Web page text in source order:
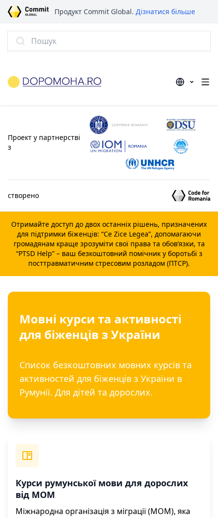
Продукт Commit Global. Дізнатися більше
Пошук
Проект у партнерстві
з
створено
Отримайте доступ до двох останніх рішень, призначених
для підтримки біженців: “Ce Zice Legea”, допомагаючи
громадянам краще зрозуміти свої права та обов’язки, та
“PTSD Help” – ваш безкоштовний помічник у боротьбі з
посттравматичним стресовим розладом (ПТСР).
Мовні курси та активності
для біженців з України
Список безкоштовних мовних курсів та
активностей для біженців з України в
Румунії. Для дітей та дорослих.
Курси румунської мови для дорослих
від МОМ
Міжнародна організація з міграції (МОМ), яка